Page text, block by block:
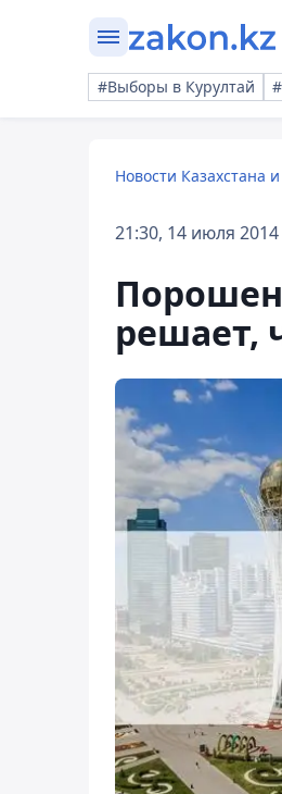
#Выборы в Курултай
Новости Казахстана
21:30, 14 июля 2014
решает,